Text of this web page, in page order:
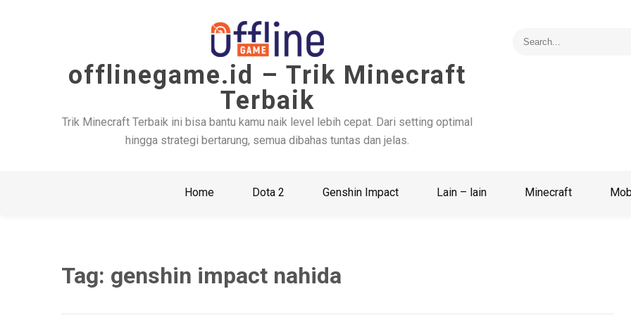
offlinegame.id – Trik Minecraft
Terbaik
Trik Minecraft Terbaik ini bisa bantu kamu naik level lebih cepat. Dari setting optimal
hingga strategi bertarung, semua dibahas tuntas dan jelas.
Home Dota 2 Genshin Impact Lain – lain Minecraft
Tag: genshin impact nahida